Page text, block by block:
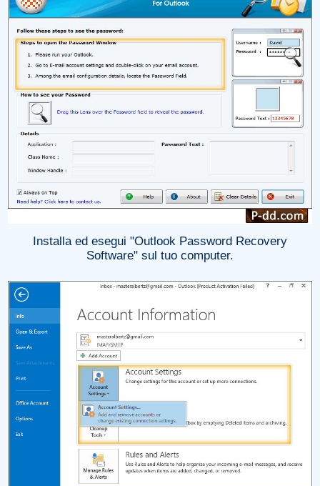
Installa ed esegui "Outlook Password Recovery
Software" sul tuo computer.